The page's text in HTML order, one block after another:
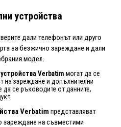
устройства
дали телефонът или друго
за безжично зареждане и дали
модел.
Verbatim могат да се
на зареждане и допълнителни
се ръководите от данните,
Verbatim представляват
зареждане на съвместими